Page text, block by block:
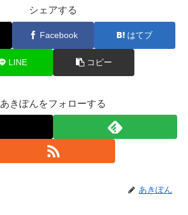
シェアする
Facebook はてブ
LINE コピー
あきぽんをフォローする
あきぽん